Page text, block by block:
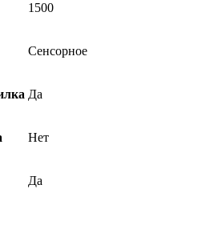
1500
Сенсорное
Да
Нет
Да